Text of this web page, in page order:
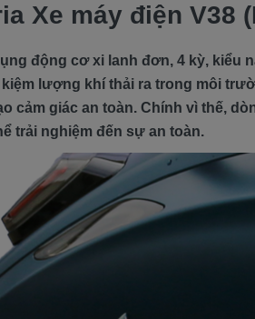
Xe máy điện V38
động cơ xi lanh đơn, 4 kỳ, kiểu
lượng khí thải ra trong môi
cảm giác an toàn. Chính vì thế,
trải nghiệm đến sự an toàn.